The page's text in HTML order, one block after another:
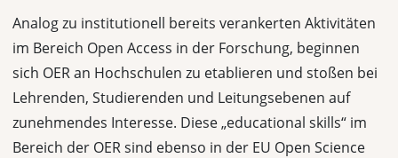
Analog zu institutionell bereits verankerten Aktivitäten
im Bereich Open Access in der Forschung, beginnen
sich OER an Hochschulen zu etablieren und stoßen bei
Lehrenden, Studierenden und Leitungsebenen auf
zunehmendes Interesse. Diese „educational skills“ im
Bereich der OER sind ebenso in der EU Open Science